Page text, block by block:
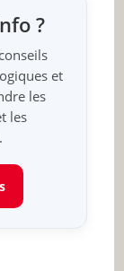
?
et
les
les